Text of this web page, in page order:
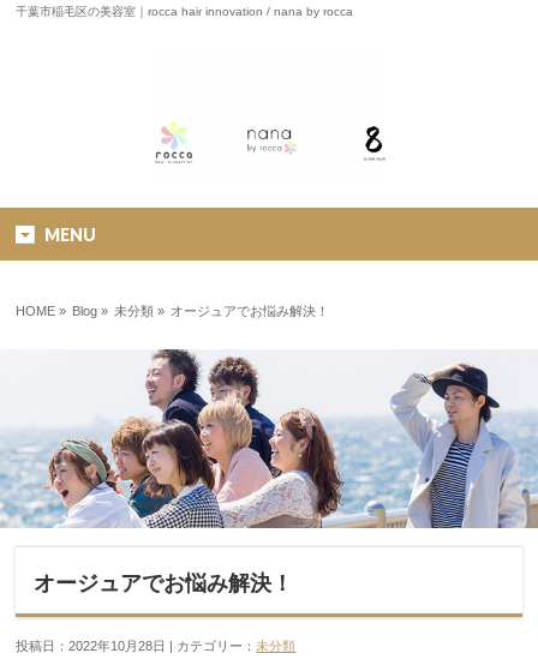
千葉市稲毛区の美容室｜rocca hair innovation / nana by rocca
MENU
HOME » Blog » 未分類 » オージュアでお悩み解決！
オージュアでお悩み解決！
投稿日：2022年10月28日 | カテゴリー：未分類